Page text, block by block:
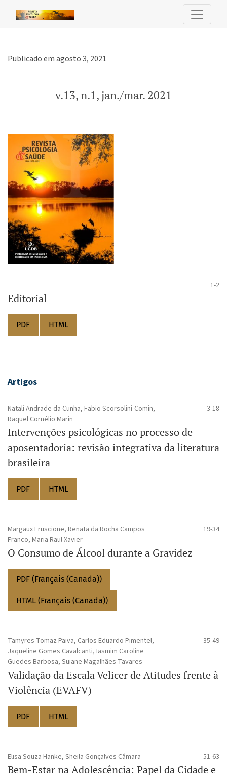
Publicado em agosto 3, 2021
v.13, n.1, jan./mar. 2021
1-2
Editorial
PDF HTML
Artigos
Natalí Andrade da Cunha, Fabio Scorsolini-Comin,
Raquel Cornélio Marin
3-18
Intervenções psicológicas no processo de
aposentadoria: revisão integrativa da literatura
brasileira
PDF HTML
Margaux Fruscione, Renata da Rocha Campos
Franco, Maria Raul Xavier
19-34
O Consumo de Álcool durante a Gravidez
PDF (Français (Canada))
HTML (Français (Canada))
Tamyres Tomaz Paiva, Carlos Eduardo Pimentel,
Jaqueline Gomes Cavalcanti, Iasmim Caroline
Guedes Barbosa, Suiane Magalhães Tavares
35-49
Validação da Escala Velicer de Atitudes frente à
Violência (EVAFV)
PDF HTML
Elisa Souza Hanke, Sheila Gonçalves Câmara 51-63
Bem-Estar na Adolescência: Papel da Cidade e